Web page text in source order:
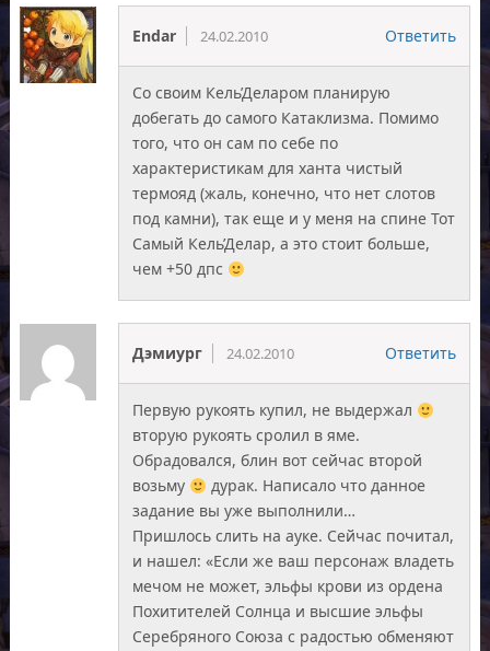
Endar 24.02.2010 Ответить
Со своим Кель’Деларом планирую
добегать до самого Катаклизма. Помимо
того, что он сам по себе по
характеристикам для ханта чистый
термояд (жаль, конечно, что нет слотов
под камни), так еще и у меня на спине Тот
Самый Кель’Делар, а это стоит больше,
чем +50 дпс
Дэмиург 24.02.2010 Ответить
Первую рукоять купил, не выдержал
вторую рукоять сролил в яме.
Обрадовался, блин вот сейчас второй
возьму
дурак. Написало что данное
задание вы уже выполнили…
Пришлось слить на ауке. Сейчас почитал,
и нашел: «Если же ваш персонаж владеть
мечом не может, эльфы крови из ордена
Похитителей Солнца и высшие эльфы
Серебряного Союза с радостью обменяют